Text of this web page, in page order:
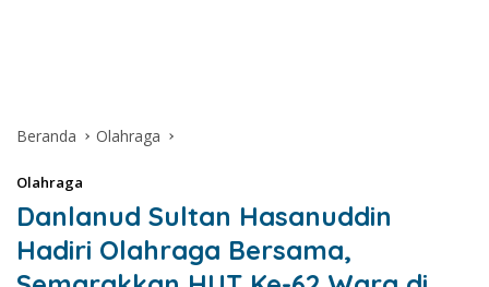
Beranda Olahraga
Olahraga
Danlanud Sultan Hasanuddin
Hadiri Olahraga Bersama,